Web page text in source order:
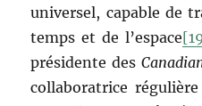
universel, capable de
temps et de l’espace
présidente des
collaboratrice